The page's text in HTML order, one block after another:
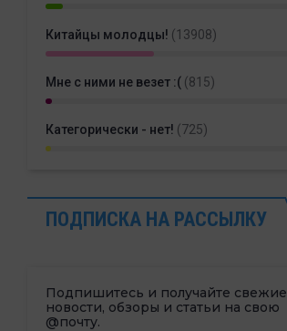
Китайцы молодцы! (13908)
Мне с ними не везет :( (815)
Категорически - нет! (725)
ПОДПИСКА НА РАССЫЛКУ
Подпишитесь и получайте свежие
новости, обзоры и статьи на свою
@почту.